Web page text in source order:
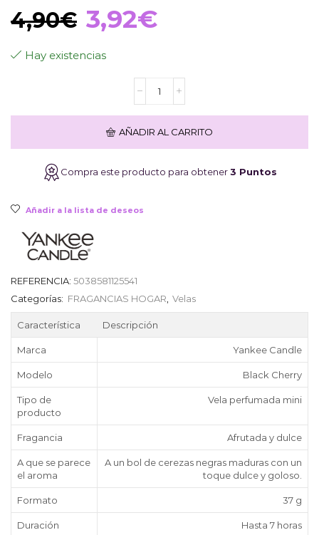
4,90€ El
precio
original
era:
4,90€.
3,92€
actual
es:
3,92€.
Hay existencias
Yankee
Black
Cherry
gr
AÑADIR AL CARRITO
Compra este producto para obtener3 Puntos
Añadir a la lista de deseos
REFERENCIA: 5038581125541
Categorías: FRAGANCIAS HOGAR Velas
Característica Descripción
Marca Yankee Candle
Modelo Black Cherry
Tipo de
producto
Vela perfumada mini
Fragancia Afrutada y dulce
A que se parece
el aroma
A un bol de cerezas negras maduras con un
toque dulce y goloso.
Formato 37 g
Duración Hasta 7 horas